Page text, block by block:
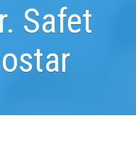
Safet